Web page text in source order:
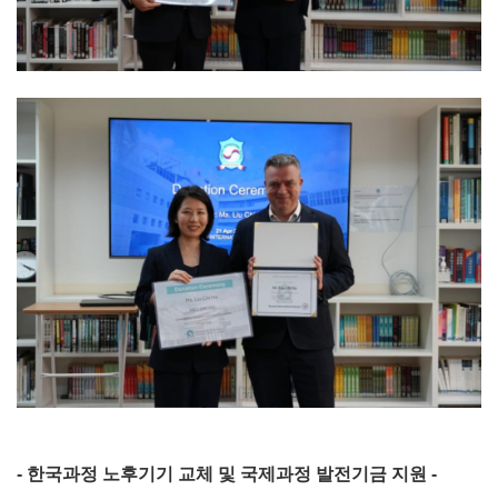
- 한국과정 노후기기 교체 및 국제과정 발전기금 지원 -